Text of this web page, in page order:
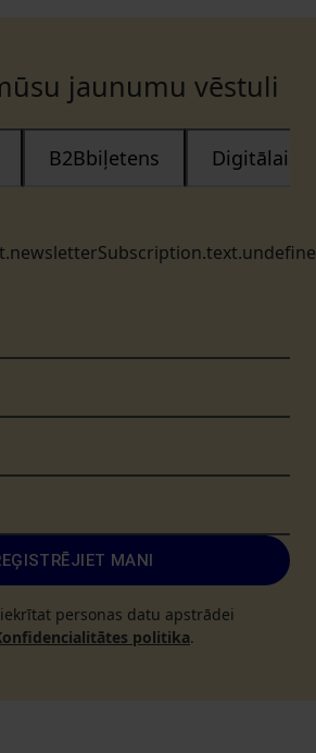
jaunumu vēstuli
B2Bbiļetens Digitālais
MANI
personas datu apstrādei
politika.